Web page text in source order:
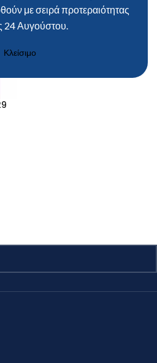
με σειρά προτεραιότητας
24 Αυγούστου.
Κλείσιμο